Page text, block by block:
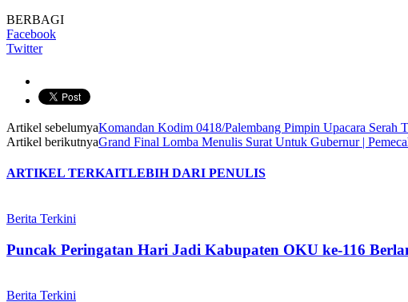
BERBAGI
Facebook
Twitter
Artikel sebelumyaKomandan Kodim 0418/Palembang Pimpin Upacara Serah
Artikel berikutnyaGrand Final Lomba Menulis Surat Untuk Gubernur |
ARTIKEL TERKAITLEBIH DARI PENULIS
Berita Terkini
Puncak Peringatan Hari Jadi Kabupaten OKU ke-116
Berita Terkini